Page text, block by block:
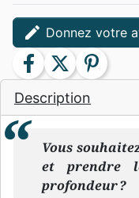
Description
Vous
et prendre
profondeur ?
edit Donnez votre
facebook twitter pinterest